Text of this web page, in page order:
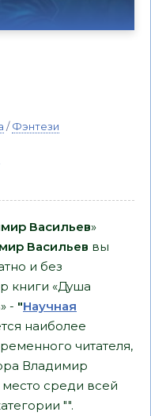
/Фэнтези
Васильев»
Васильев вы
и без
книги «Душа
- "Научная
наиболее
читателя,
Владимир
среди всей
"".